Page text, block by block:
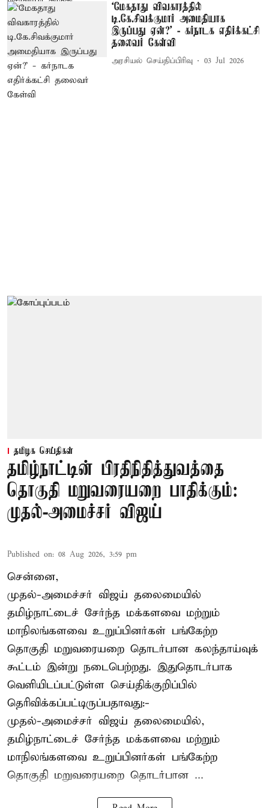
‘மேகதாது விவகாரத்தில்
டி.கே.சிவக்குமார் அமைதியாக
இருப்பது ஏன்?’ - கர்நாடக எதிர்க்கட்சி
தலைவர் கேள்வி
அரசியல் செய்திப்பிரிவு 03 Jul 2026
தமிழக செய்திகள்
தமிழ்நாட்டின் பிரதிநிதித்துவத்தை
தொகுதி மறுவரையறை பாதிக்கும்:
முதல்-அமைச்சர் விஜய்
Published on: 08 Aug 2026, 3:59 pm
சென்னை,
முதல்-அமைச்சர் விஜய் தலைமையில்
தமிழ்நாட்டைச் சேர்ந்த மக்களவை மற்றும்
மாநிலங்களவை உறுப்பினர்கள் பங்கேற்ற
தொகுதி மறுவரையறை தொடர்பான கலந்தாய்வுக்
கூட்டம் இன்று நடைபெற்றது. இதுதொடர்பாக
வெளியிடப்பட்டுள்ள செய்திக்குறிப்பில்
தெரிவிக்கப்பட்டிருப்பதாவது:-
முதல்-அமைச்சர் விஜய் தலைமையில்,
தமிழ்நாட்டைச் சேர்ந்த மக்களவை மற்றும்
மாநிலங்களவை உறுப்பினர்கள் பங்கேற்ற
தொகுதி மறுவரையறை தொடர்பான ...